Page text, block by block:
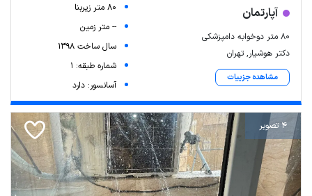
آپارتمان
۸۰ متر دوخوابه دامپزشکی
دکتر هوشیار, تهران
مشاهده جزییات
80 متر زیربنا
-- متر زمین
سال ساخت 1398
شماره طبقه: 1
آسانسور: دارد
4 تصویر